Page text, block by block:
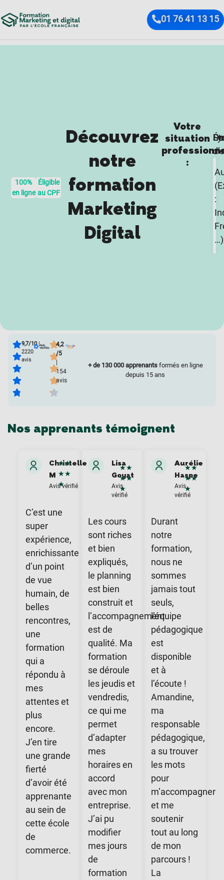
01 76 41 13 15
100%
en ligne
Éligible
au CPF
Découvrez
notre
formation
Marketing
Digital
Votre
situation
:
:
…)
9,7/10|
2220
avis
4,2
/5
|
154
avis
+ de 130 000 apprenantsformés en ligne
depuis 15 ans
Nos apprenants témoignent
Christelle
M
Avis vérifié
★★
★★
★
C’est une
super
expérience,
enrichissante
d’un point
de vue
humain, de
belles
rencontres,
une
formation
qui a
répondu à
mes
attentes et
plus
encore.
J’en tire
une grande
fierté
d’avoir été
apprenante
au sein de
cette école
de
commerce.
Lisa
Goyat
Avis
vérifié
★★
★★
★
Les cours
sont riches
et bien
expliqués,
le planning
est bien
construit et
l’accompagnement
est de
qualité. Ma
formation
se déroule
les jeudis et
vendredis,
ce qui me
permet
d’adapter
mes
horaires en
accord
avec mon
entreprise.
J’ai pu
modifier
mes jours
de
formation
Aurélie
Haspe
Avis
vérifié
★★
★★
★
Durant
notre
formation,
nous ne
sommes
jamais tout
seuls,
l’équipe
pédagogique
est
disponible
et à
l’écoute !
Amandine,
ma
responsable
pédagogique,
a su trouver
les mots
pour
m’accompagner
et me
soutenir
tout au long
de mon
parcours !
La